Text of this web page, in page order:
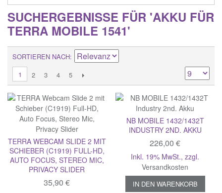
SUCHERGEBNISSE FÜR 'AKKU FÜR
TERRA MOBILE 1541'
SORTIEREN NACH
1
2 3 4 5
TERRA WEBCAM SLIDE 2 MIT
SCHIEBER (C1919) FULL-HD,
AUTO FOCUS, STEREO MIC,
PRIVACY SLIDER
35,90 €
NB MOBILE 1432/1432T
INDUSTRY 2ND. AKKU
226,00 €
Inkl. 19% MwSt.,zzgl.
Versandkosten
IN DEN WARENKORB